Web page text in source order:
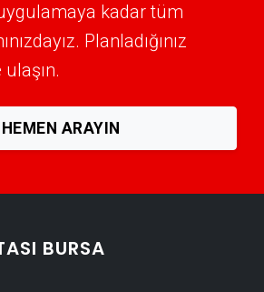
Ustası
Ustası
& Sıva Ustası
Montajı
Doğrama Ustası
Cephe Kaplama Ustası
kadar tüm
Planladığınız
HEMEN ARAYIN
BURSA